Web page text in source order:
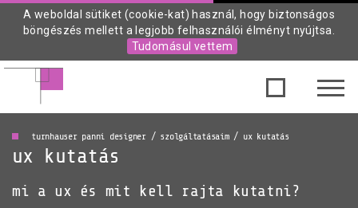
A weboldal sütiket (cookie-kat) használ, hogy biztonságos
böngészés mellett a legjobb felhasználói élményt nyújtsa.
Tudomásul vettem
turnhauser panni designer / szolgáltatásaim / ux kutatás
ux kutatás
mi a ux és mit kell rajta kutatni?